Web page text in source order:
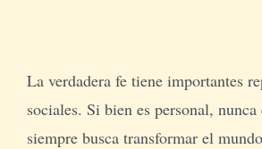
La verdadera fe tiene importantes
sociales. Si bien es personal,
siempre busca transformar el